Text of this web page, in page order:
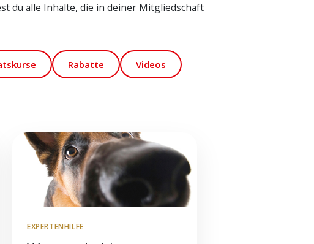
du alle Inhalte, die in deiner Mitgliedschaft
Rabatte Videos
EXPERTENHILFE